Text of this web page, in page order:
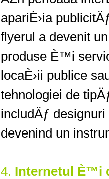
apariÈ›ia
flyerul a devenit
produse È™i
locaÈ›ii publice
tehnologiei de
includÄƒ
devenind un
4. Internetul È™i